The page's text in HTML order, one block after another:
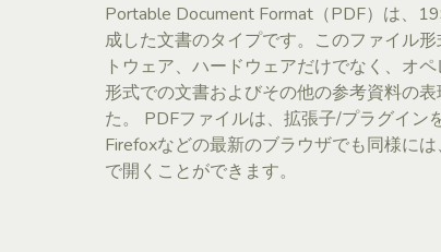
Portable Document Format（PDF）は、
成した文書のタイプです。このファイル
トウェア、ハードウェアだけでなく、オ
形式での文書およびその他の参考資料の
た。 PDFファイルは、拡張子/プラグイン
Firefoxなどの最新のブラウザでも同様に
で開くことができます。